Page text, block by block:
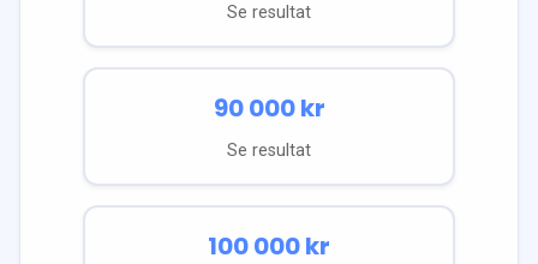
Se resultat
90 000kr
Se resultat
100 000kr